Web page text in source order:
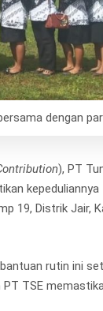
dengan
), PT
kepeduliannya
19, Distrik Jair,
rutin ini
TSE